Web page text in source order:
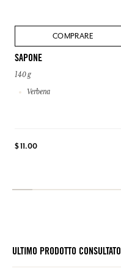
COMPRARE
SAPONE
140 g
Verbena
$ 11.00
ULTIMO PRODOTTO CONSULTATO